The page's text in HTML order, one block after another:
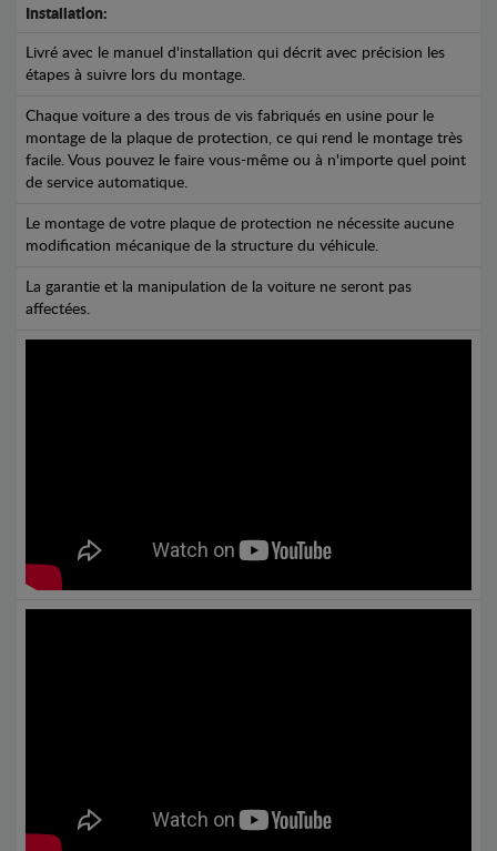
Installation:
Livré avec le manuel d'installation qui décrit avec précision les
étapes à suivre lors du montage.
Chaque voiture a des trous de vis fabriqués en usine pour le
montage de la plaque de protection, ce qui rend le montage très
facile. Vous pouvez le faire vous-même ou à n'importe quel point
de service automatique.
Le montage de votre plaque de protection ne nécessite aucune
modification mécanique de la structure du véhicule.
La garantie et la manipulation de la voiture ne seront pas
affectées.